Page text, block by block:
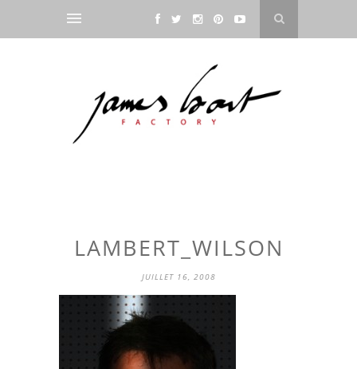
LAMBERT_WILSON
JUILLET 16, 2008